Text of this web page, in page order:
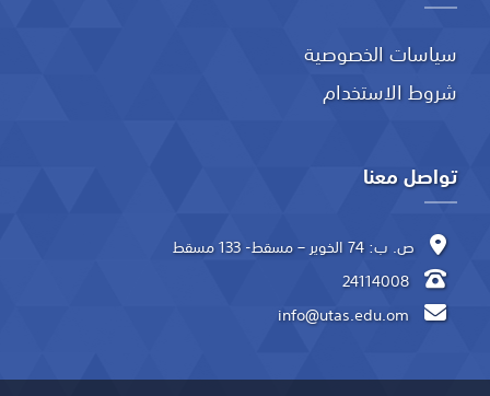
سياسات الخصوصية
شروط الاستخدام
تواصل معنا
ص. ب: 74 الخوير – مسقط- 133 مسقط
24114008